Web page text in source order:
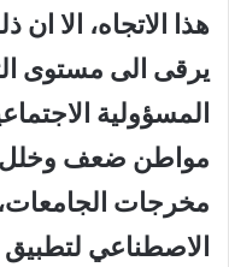
هذا الاتجاه، الا
يرقى الى مستوى
المسؤولية
مواطن ضعف وخلل
مخرجات
الاصطناعي